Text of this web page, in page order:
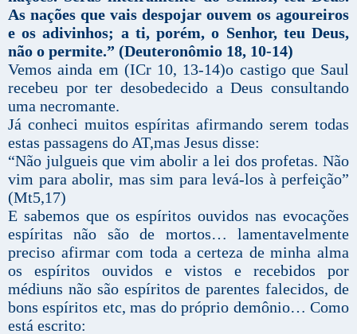
As nações que vais despojar ouvem os agoureiros
e os adivinhos; a ti, porém, o Senhor, teu Deus,
não o permite.” (Deuteronômio 18, 10-14)
Vemos ainda em (ICr 10, 13-14)o castigo que Saul
recebeu por ter desobedecido a Deus consultando
uma necromante.
Já conheci muitos espíritas afirmando serem todas
estas passagens do AT,mas Jesus disse:
“Não julgueis que vim abolir a lei dos profetas. Não
vim para abolir, mas sim para levá-los à perfeição”
(Mt5,17)
E sabemos que os espíritos ouvidos nas evocações
espíritas não são de mortos… lamentavelmente
preciso afirmar com toda a certeza de minha alma
os espíritos ouvidos e vistos e recebidos por
médiuns não são espíritos de parentes falecidos, de
bons espíritos etc, mas do próprio demônio… Como
está escrito: